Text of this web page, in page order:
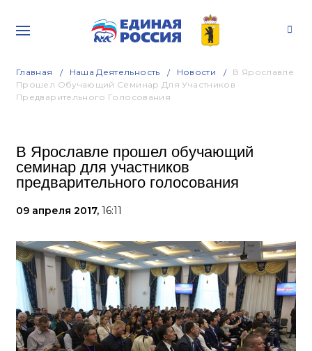
Главная Наша Деятельность Новости
В Ярославле
Прошел Обучающий Семинар Для Участников
Предварительного Голосования
В Ярославле прошел обучающий
семинар для участников
предварительного голосования
09 апреля 2017, 16:11